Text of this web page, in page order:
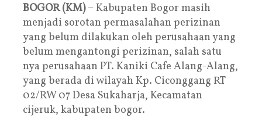
BOGOR (KM)– Kabupaten Bogor masih
menjadi sorotan permasalahan perizinan
yang belum dilakukan oleh perusahaan yang
belum mengantongi perizinan, salah satu
nya perusahaan PT. Kaniki Cafe Alang-Alang,
yang berada di wilayah Kp. Ciconggang RT
02/RW 07 Desa Sukaharja, Kecamatan
cijeruk, kabupaten bogor.